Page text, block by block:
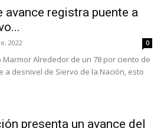
avance registra puente a
2022 0
Marmor Alrededor de un 78 por ciento de
a desnivel de Siervo de la Nación, esto
presenta un avance del